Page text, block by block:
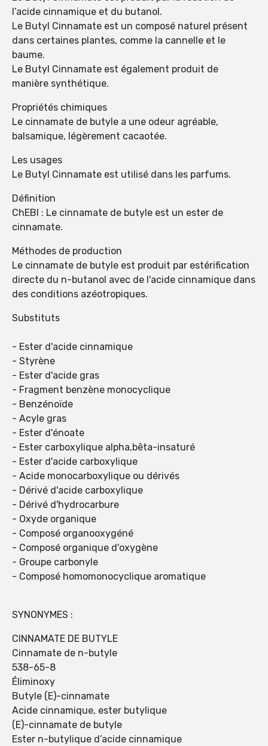
l’acide cinnamique et du butanol.
Le Butyl Cinnamate est un composé naturel présent
dans certaines plantes, comme la cannelle et le
baume.
Le Butyl Cinnamate est également produit de
manière synthétique.
Propriétés chimiques
Le cinnamate de butyle a une odeur agréable,
balsamique, légèrement cacaotée.
Les usages
Le Butyl Cinnamate est utilisé dans les parfums.
Définition
ChEBI : Le cinnamate de butyle est un ester de
cinnamate.
Méthodes de production
Le cinnamate de butyle est produit par estérification
directe du n-butanol avec de l'acide cinnamique dans
des conditions azéotropiques.
Substituts
- Ester d'acide cinnamique
- Styrène
- Ester d'acide gras
- Fragment benzène monocyclique
- Benzénoïde
- Acyle gras
- Ester d'énoate
- Ester carboxylique alpha,bêta-insaturé
- Ester d'acide carboxylique
- Acide monocarboxylique ou dérivés
- Dérivé d'acide carboxylique
- Dérivé d'hydrocarbure
- Oxyde organique
- Composé organooxygéné
- Composé organique d'oxygène
- Groupe carbonyle
- Composé homomonocyclique aromatique
SYNONYMES :
CINNAMATE DE BUTYLE
Cinnamate de n-butyle
538-65-8
Éliminoxy
Butyle (E)-cinnamate
Acide cinnamique, ester butylique
(E)-cinnamate de butyle
Ester n-butylique d’acide cinnamique